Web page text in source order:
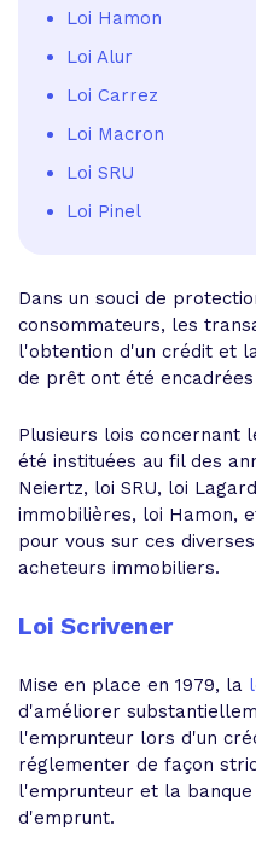
Loi Hamon
Loi Alur
Loi Carrez
Loi Macron
Loi SRU
Loi Pinel
Dans un souci de
consommateurs, les
l'obtention d'un crédit et
de prêt ont été
Plusieurs lois concernant
été instituées au fil des
Neiertz, loi SRU, loi
immobilières, loi Hamon,
pour vous sur ces
acheteurs immobiliers.
Loi Scrivener
Mise en place en 1979, la
d'améliorer
l'emprunteur lors d'un
réglementer de façon
l'emprunteur et la
d'emprunt.